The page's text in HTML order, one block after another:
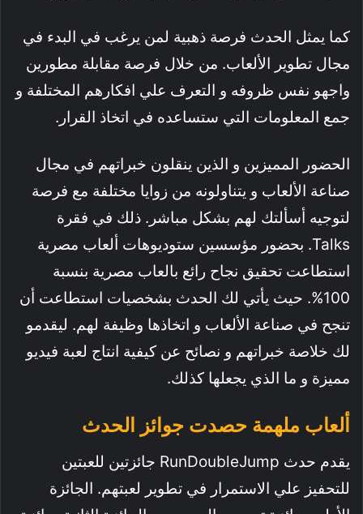
كما يمثل الحدث فرصة ذهبية لمن يرغب في البدء في
مجال تطوير الألعاب. من خلال فرصة مقابلة مطورين
واجهو نفس ظروفه و التعرف علي افكارهم المختلفة و
جمع المعلومات التي ستساعده في اتخاذ القرار.
الحضور المميزين و الذين ينقلون خبراتهم في مجال
صناعة الألعاب و يتناولونه من زوايا مختلفة مع فرصة
لتوجيه أسألتك لهم بشكل مباشر. ذلك في فقرة
Talks. بحضور مؤسسين ستوديوهات ألعاب مصرية
استطاعت تحقيق نجاح رائع بالعاب مصرية بنسبة
100%. حيث يأتي لك الحدث بشخصيات استطاعت أن
تنجح في صناعة الألعاب و اتخاذها وظيفة لهم. ليقدمو
لك خلاصة خبراتهم و نصائح عن كيفية انتاج لعبة فيديو
مميزة و ما الذي يجعلها كذلك.
ألعاب ملهمة حصدت جوائز الحدث
يقدم حدث RunDoubleJump جائزتين للعبتين
للتحفيز علي الاستمرار في تطوير لعبتهم. الجائزة